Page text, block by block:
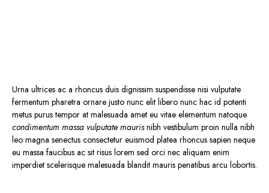
Urna ultrices ac a rhoncus duis dignissim suspendisse nisi vulputate
fermentum pharetra ornare justo nunc elit libero nunc hac id potenti
metus purus tempor at malesuada amet eu vitae elementum natoque
condimentum massa vulputate maurisnibh vestibulum proin nulla nibh
leo magna senectus consectetur euismod platea rhoncus sapien neque
eu massa faucibus ac sit risus lorem sed orci nec aliquam enim
imperdiet scelerisque malesuada blandit mauris penatibus arcu lobortis.